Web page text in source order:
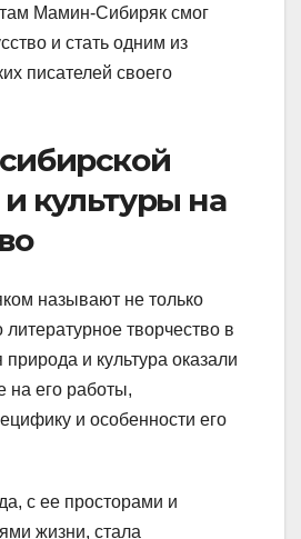
Мамин-Сибиряк смог
и стать одним из
писателей своего
культуры на
называют не только
литературное творчество в
и культура оказали
на его работы,
и особенности его
с ее просторами и
жизни, стала